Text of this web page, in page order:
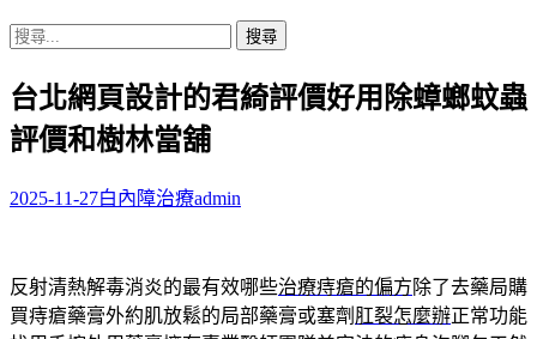
搜
關
鍵
字:
台北網頁設計的君綺評價好用除蟑螂蚊蟲
評價和樹林當舖
2025-11-27白內障治療admin
反射清熱解毒消炎的最有效哪些治療痔瘡的偏方除了去藥局購
買痔瘡藥膏外約肌放鬆的局部藥膏或塞劑 肛裂怎麼辦正常功能